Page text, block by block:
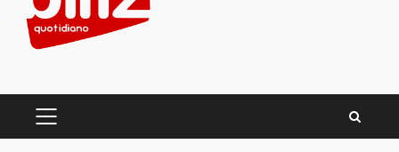
PRIMARY